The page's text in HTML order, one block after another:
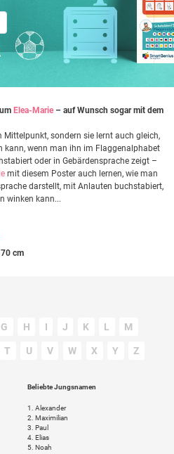
Elea-Marie– auf Wunsch sogar mit dem
Mittelpunkt, sondern sie lernt auch gleich,
kann, wenn man ihn im Flaggenalphabet
oder in Gebärdensprache zeigt –
mit diesem Poster auch lernen, wie man
darstellt, mit Anlauten buchstabiert,
winken kann...
cm
G H I J K L M
T U V W X Y Z
Beliebte Jungsnamen
1. Alexander
2. Maximilian
3. Paul
4. Elias
5. Noah